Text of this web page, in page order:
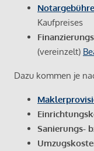
Kaufpreises
(vereinzelt)
Dazu kommen je
Sanierungs-